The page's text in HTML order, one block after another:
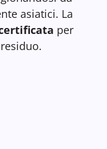
asiatici. La
per